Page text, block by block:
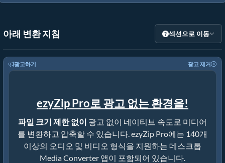
아래 변환 지침 섹션으로 이동
광고하기 광고 제거
ezyZip Pro로 광고 없는 환경을!
파일 크기 제한 없이 광고 없이 네이티브 속도로 미디어
를 변환하고 압축할 수 있습니다. ezyZip Pro에는 140개
이상의 오디오 및 비디오 형식을 지원하는 데스크톱
Media Converter 앱이 포함되어 있습니다.